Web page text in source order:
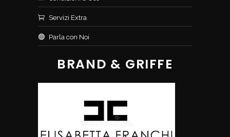
Servizi Extra
Parla con Noi
BRAND & GRIFFE